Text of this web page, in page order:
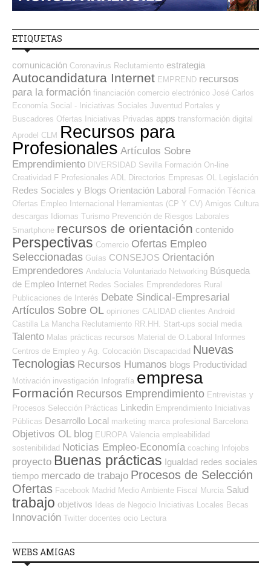
ETIQUETAS
comunicación Coronavirus Reclutamiento estrategia
Autocandidatura Internet EMPREND recursos
para la formación financiación comercio electrónico José Carlos
Economía Social - Iniciativas Sociales Juventud Portales y
Buscadores Ofertas
Iniciativas Privadas apps transformación digital
Aprodel CLM Recursos para
Profesionales Artículos Sobre
Emprendimiento DIVERSIDAD Sevilla Formación On-line
Creatividad F Profesionales ADL Directorios Empresas OL Legislación
Redes Sociales y Blogs Orientación Laboral Formación Técnica
Ofertas Empleo Internacional Herramientas (CP Y CV) Amigos Cultura
descargas
Idiomas Turismo Prevención de Riesgos Laborales
Smartphone recursos de orientación contenido
Perspectivas Comercio Ofertas Empleo
Seleccionadas Guías CONSEJOS Orientación
Emprendedores Andalucía Voluntariado Networking Búsqueda
de Empleo Internet Redes Sociales Emprendedores Rural
Publicaciones de Interés Debate Sindical-Empresarial
Artículos Sobre OL opiniones CALIDAD clientes Android
Castilla La Mancha Reclutamiento RR.HH. Start-ups social media
Talento Malas prácticas recursos Material de O.Laboral
Informes
Centros de Empleo y Ag. Colocación Discapacidad Nuevas
Tecnologias Recursos Humanos blogs Productividad
Motivación investigación Infografía empresa
Formación Recursos Emprendimiento Entrevistas y
Procesos Selección Prácticas Linkedin Emprendimiento Iniciativas
Públicas Desarrollo Local marketing marca profesional Barcelona
Objetivos OL blog EUROPA Valencia empleabilidad
sostenibilidad Noticias Empleo-Economía coaching Infojobs
proyecto Buenas prácticas Igualdad redes sociales
tiempo mercado de trabajo Procesos de Selección
Ofertas Facebook Madrid Medio Ambiente Fiscal Murcia Salud
trabajo objetivos Ideas de Negocio Iniciativas Locales Becas
Innovación Twitter docentes ocio Lectura
WEBS AMIGAS